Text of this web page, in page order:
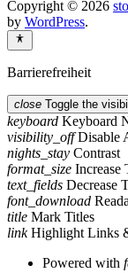
Copyright © 2026
by WordPress.
Barrierefreiheit
close Toggle the
keyboard Keyboard
visibility_off Disable
nights_stay Contrast
format_size Increase
text_fields Decrease
font_download
title Mark Titles
link Highlight Links
Powered with